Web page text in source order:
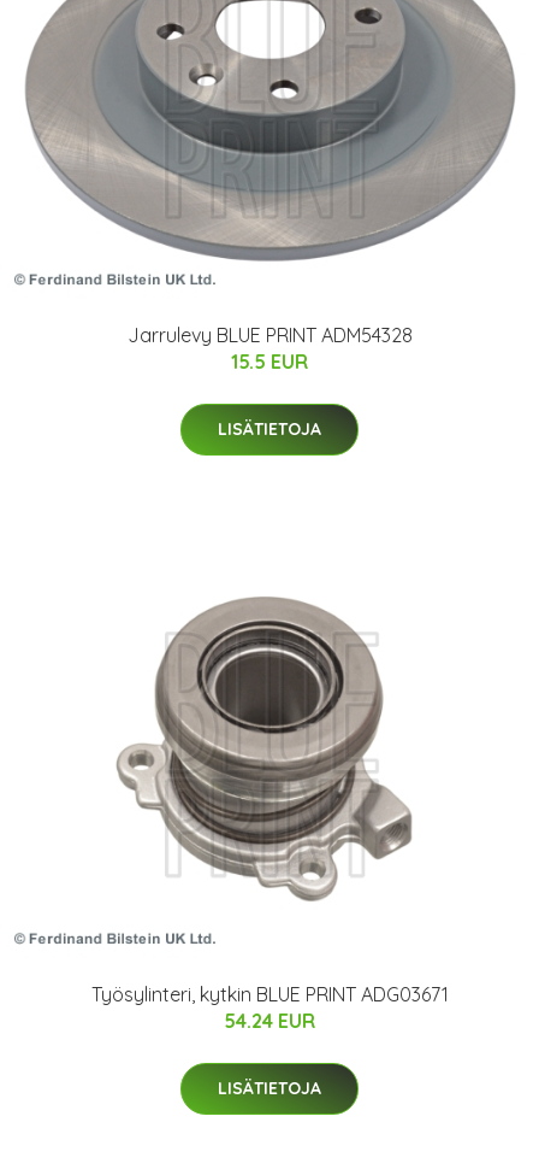
Jarrulevy BLUE PRINT ADM54328
15.5 EUR
LISÄTIETOJA
Työsylinteri, kytkin BLUE PRINT ADG03671
54.24 EUR
LISÄTIETOJA